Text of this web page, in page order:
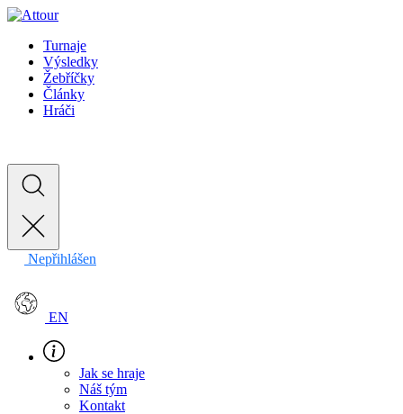
Turnaje
Výsledky
Žebříčky
Články
Hráči
Nepřihlášen
EN
Jak se hraje
Náš tým
Kontakt